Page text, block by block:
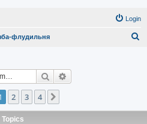
Login
флудильня
Search
2 3 4
Topics